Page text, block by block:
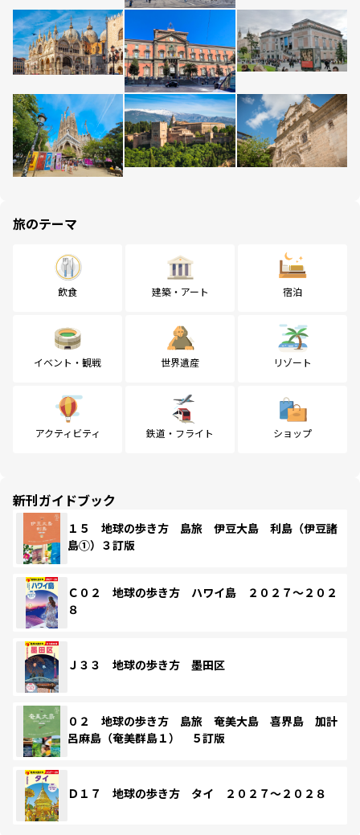
旅のテーマ
飲食 建築・アート 宿泊
イベント・観戦 世界遺産 リゾート
アクティビティ 鉄道・フライト ショップ
新刊ガイドブック
１５ 地球の歩き方 島旅 伊豆大島 利島（伊豆諸
島①）３訂版
Ｃ０２ 地球の歩き方 ハワイ島 ２０２７～２０２
８
Ｊ３３ 地球の歩き方 墨田区
０２ 地球の歩き方 島旅 奄美大島 喜界島 加計
呂麻島（奄美群島１） ５訂版
Ｄ１７ 地球の歩き方 タイ ２０２７～２０２８